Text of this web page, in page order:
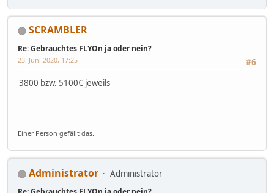
SCRAMBLER
Re: Gebrauchtes FLYOn ja oder nein?
#6
23. Juni 2020, 17:25
3800 bzw. 5100€ jeweils
Einer Person gefällt das.
Administrator Administrator